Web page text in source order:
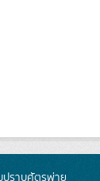
ปราบศัตรูพ่าย